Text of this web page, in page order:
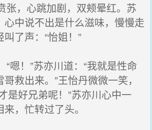
，心跳加剧，双颊晕红。苏
心中说不出是什么滋味，慢慢走
了声：“怡姐！”
嗯！”苏亦川道：“我就是性命
救出来。”王怡丹微微一笑，
是好兄弟呢！”苏亦川心中一
，忙转过了头。